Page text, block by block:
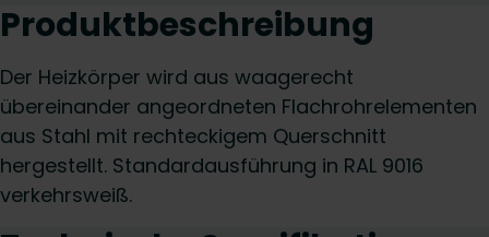
Produktbeschreibung
Der Heizkörper wird aus waagerecht
übereinander angeordneten Flachrohrelementen
aus Stahl mit rechteckigem Querschnitt
hergestellt. Standardausführung in RAL 9016
verkehrsweiß.